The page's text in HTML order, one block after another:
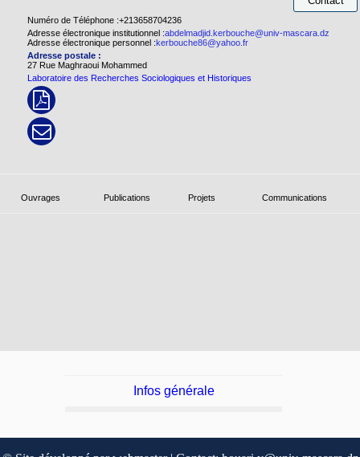
Numéro de Téléphone :+213658704236
Adresse électronique institutionnel :abdelmadjid.kerbouche@univ-mascara.dz
Adresse électronique personnel :kerbouche86@yahoo.fr
Adresse postale :
27 Rue Maghraoui Mohammed
Laboratoire des Recherches Sociologiques et Historiques
Ouvrages Publications Projets Communications
Infos générale